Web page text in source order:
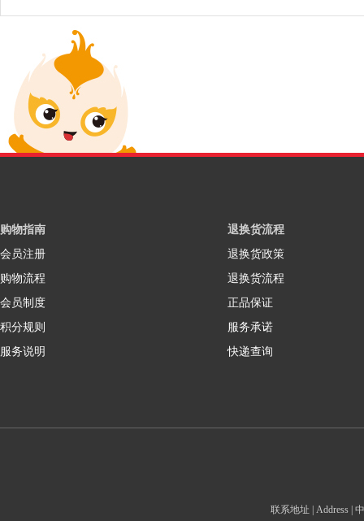
购物指南
会员注册
购物流程
会员制度
积分规则
服务说明
退换货流程
退换货政策
退换货流程
正品保证
服务承诺
快递查询
联系地址 | Address |